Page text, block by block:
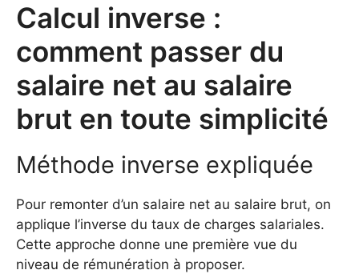
Calcul inverse :
comment passer du
salaire net au salaire
brut en toute simplicité
Méthode inverse expliquée
Pour remonter d’un salaire net au salaire brut, on
applique l’inverse du taux de charges salariales.
Cette approche donne une première vue du
niveau de rémunération à proposer.